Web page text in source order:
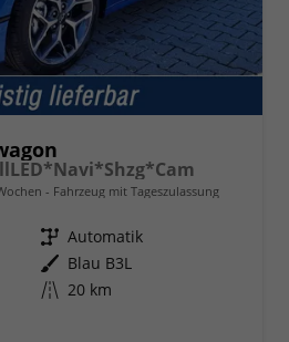
Fahrzeug mit Tageszulassung
Getriebe Automatik
Außenfarbe Blau B3L
Kilometerstand 20 km